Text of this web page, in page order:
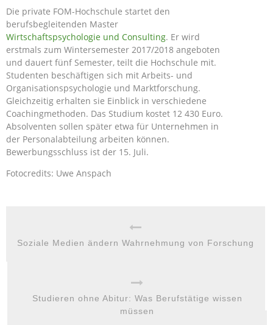
Die private FOM-Hochschule startet den
berufsbegleitenden Master
Wirtschaftspsychologie und Consulting. Er wird
erstmals zum Wintersemester 2017/2018 angeboten
und dauert fünf Semester, teilt die Hochschule mit.
Studenten beschäftigen sich mit Arbeits- und
Organisationspsychologie und Marktforschung.
Gleichzeitig erhalten sie Einblick in verschiedene
Coachingmethoden. Das Studium kostet 12 430 Euro.
Absolventen sollen später etwa für Unternehmen in
der Personalabteilung arbeiten können.
Bewerbungsschluss ist der 15. Juli.
Fotocredits: Uwe Anspach
Soziale Medien ändern Wahrnehmung von Forschung
Studieren ohne Abitur: Was Berufstätige wissen
müssen